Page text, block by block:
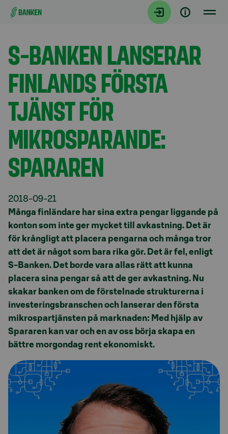
Gå direkt till innehållet
Aktuellt
S-BANKEN LANSERAR
FINLANDS FÖRSTA
TJÄNST FÖR
MIKROSPARANDE:
SPARAREN
2018-09-21
Många finländare har sina extra pengar liggande på
konton som inte ger mycket till avkastning. Det är
för krångligt att placera pengarna och många tror
att det är något som bara rika gör. Det är fel, enligt
S-Banken. Det borde vara allas rätt att kunna
placera sina pengar så att de ger avkastning. Nu
skakar banken om de förstelnade strukturerna i
investeringsbranschen och lanserar den första
mikrospartjänsten på marknaden: Med hjälp av
Spararen kan var och en av oss börja skapa en
bättre morgondag rent ekonomiskt.